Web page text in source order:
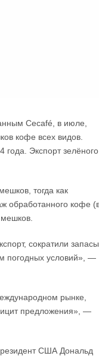
Cecafé, в июле,
кофе всех видов.
года. Экспорт зелёного
тогда как
обработанного кофе
сократили запасы
погодных условий», —
рынке,
предложения», —
США Дональд